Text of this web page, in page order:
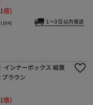
倍)
(104) 1～3日以内発送
インナーボックス 縦置
き用 FIB-38R ブラウン
倍)